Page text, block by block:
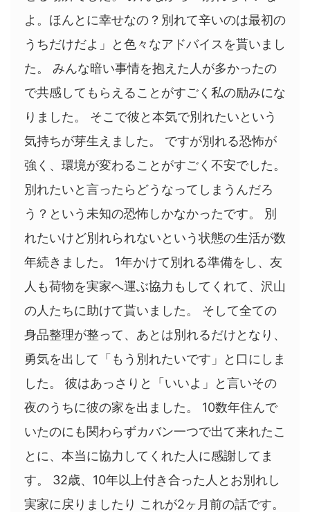
よ。ほんとに幸せなの？別れて辛いのは最初の
うちだけだよ」と色々なアドバイスを貰いまし
た。 みんな暗い事情を抱えた人が多かったの
で共感してもらえることがすごく私の励みにな
りました。 そこで彼と本気で別れたいという
気持ちが芽生えました。 ですが別れる恐怖が
強く、環境が変わることがすごく不安でした。
別れたいと言ったらどうなってしまうんだろ
う？という未知の恐怖しかなかったです。 別
れたいけど別れられないという状態の生活が数
年続きました。 1年かけて別れる準備をし、友
人も荷物を実家へ運ぶ協力もしてくれて、沢山
の人たちに助けて貰いました。 そして全ての
身品整理が整って、あとは別れるだけとなり、
勇気を出して「もう別れたいです」と口にしま
した。 彼はあっさりと「いいよ」と言いその
夜のうちに彼の家を出ました。 10数年住んで
いたのにも関わらずカバン一つで出て来れたこ
とに、本当に協力してくれた人に感謝してま
す。 32歳、10年以上付き合った人とお別れし
実家に戻りましたり これが2ヶ月前の話です。